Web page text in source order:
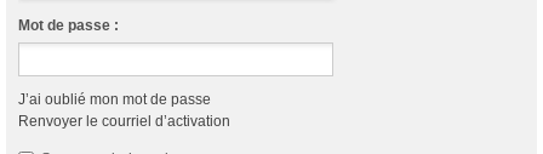
Mot de passe :
J’ai oublié mon mot de passe
Renvoyer le courriel d’activation